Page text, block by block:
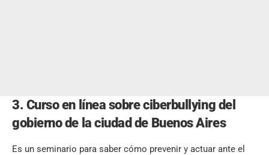
3. Curso en línea sobre ciberbullying del
gobierno de la ciudad de Buenos Aires
Es un seminario para saber cómo prevenir y actuar ante el